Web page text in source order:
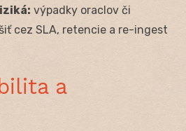
výpadky oraclov či
cez SLA, retencie a re-ingest
a